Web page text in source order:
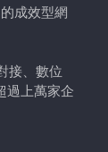
成效型網
接、數位
過上萬家企